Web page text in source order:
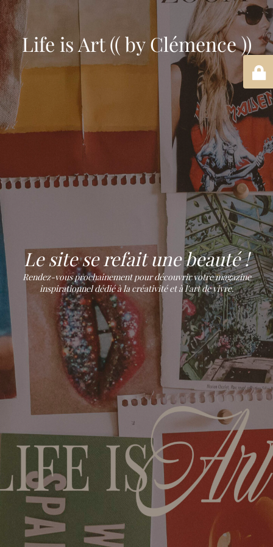
Life is Art (( by Clémence ))
Le site se refait une beauté !
Rendez-vous prochainement pour découvrir votre magazine
inspirationnel dédié à la créativité et à l'art de vivre.